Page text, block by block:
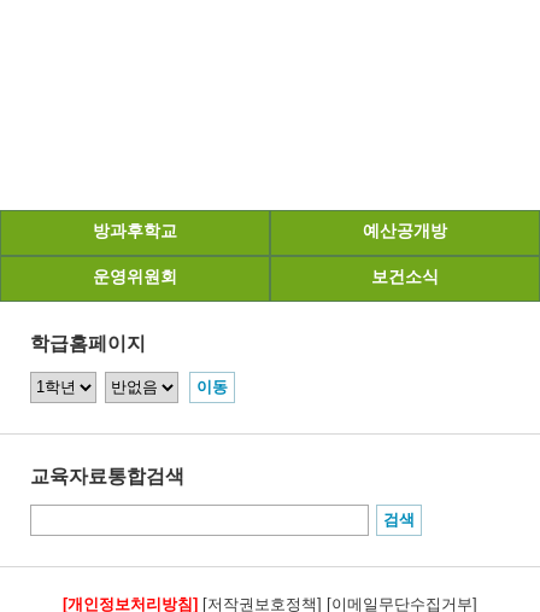
방과후학교 예산공개방
운영위원회 보건소식
학급홈페이지
교육자료통합검색
[개인정보처리방침] [저작권보호정책] [이메일무단수집거부]